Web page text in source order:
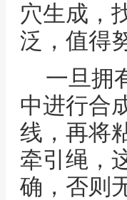
穴生成，
泛，值得
一旦拥
中进行合
线，再将
牵引绳，
确，否则